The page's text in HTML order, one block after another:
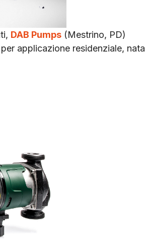
DAB Pumps (Mestrino, PD)
applicazione residenziale, nata